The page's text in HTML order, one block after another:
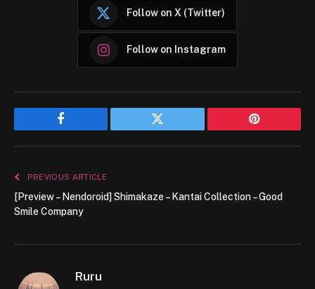
Follow on X (Twitter)
Follow on Instagram
Facebook Twitter Pinterest
PREVIOUS ARTICLE
[Preview – Nendoroid] Shimakaze – Kantai Collection – Good
Smile Company
Ruru